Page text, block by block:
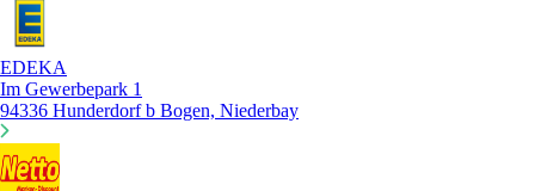
EDEKA
Im Gewerbepark 1
94336 Hunderdorf b Bogen, Niederbay